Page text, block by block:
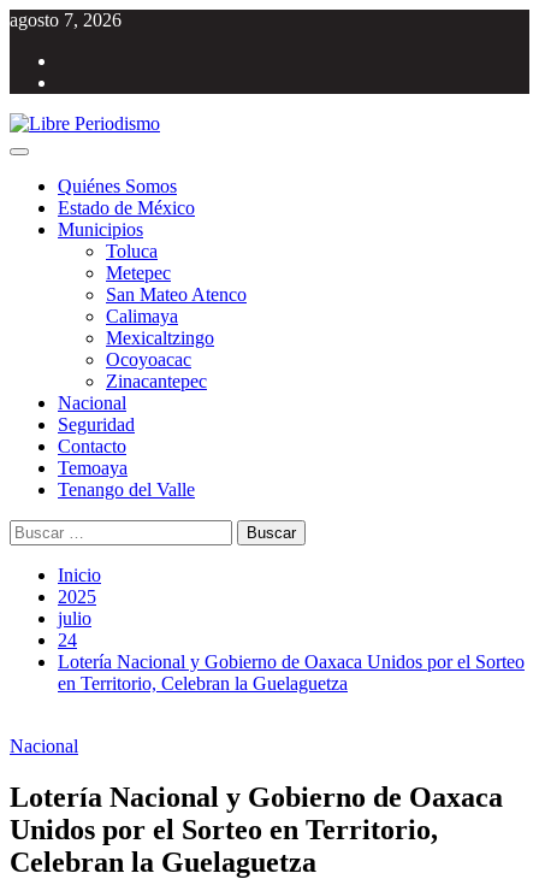
Saltar
contenido
agosto 7, 2026
Menú
principalQuiénes Somos
Estado de México
Municipios
Toluca
Metepec
San Mateo Atenco
Calimaya
Mexicaltzingo
Ocoyoacac
Zinacantepec
Nacional
Seguridad
Contacto
Temoaya
Tenango del Valle
Buscar:
Inicio
2025
julio
24
Lotería Nacional y Gobierno de Oaxaca Unidos por el Sorteo
en Territorio, Celebran la Guelaguetza
Nacional
Lotería Nacional y Gobierno de Oaxaca
Unidos por el Sorteo en Territorio,
Celebran la Guelaguetza